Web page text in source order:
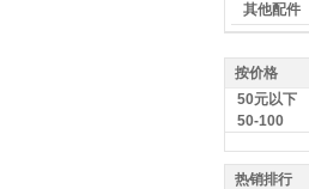
其他配件
按价格
50元以下
50-100
热销排行